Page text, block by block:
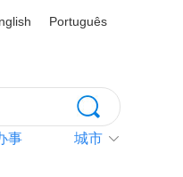
Português
事 城市